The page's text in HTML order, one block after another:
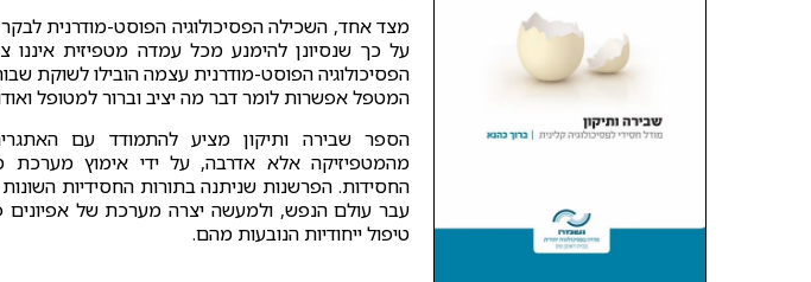
מצד אחד, השכילה הפסיכולוגיה הפוסט-מודרנית
על כך שנסיונן להימנע מכל עמדה מטפיזית איננו
הפסיכולוגיה הפוסט-מודרנית עצמה הובילו לשוקת
המטפל אפשרות לומר דבר מה יציב וברור למטופל
הספר שבירה ותיקון מציע להתמודד עם
מהמטפיזיקה אלא אדרבה, על ידי אימוץ מערכת
החסידות. הפרשנות שניתנה בתורות החסידיות
עבר עולם הנפש, ולמעשה יצרה מערכת של אפיונים
טיפול ייחודיות הנובעות מהם.